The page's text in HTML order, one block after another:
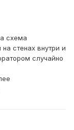
схема
стенах внутри и
случайно